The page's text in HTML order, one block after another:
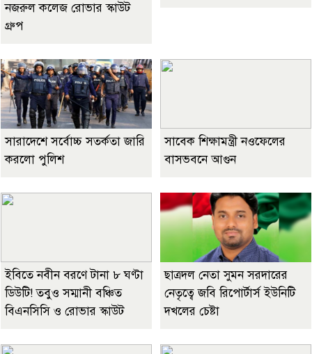
নজরুল কলেজ রোভার স্কাউট
গ্রুপ
সারাদেশে সর্বোচ্চ সতর্কতা জারি
করলো পুলিশ
সাবেক শিক্ষামন্ত্রী নওফেলের
বাসভবনে আগুন
ইবিতে নবীন বরণে টানা ৮ ঘণ্টা
ডিউটি! তবুও সম্মানী বঞ্চিত
বিএনসিসি ও রোভার স্কাউট
ছাত্রদল নেতা সুমন সরদারের
নেতৃত্বে জবি রিপোর্টার্স ইউনিটি
দখলের চেষ্টা